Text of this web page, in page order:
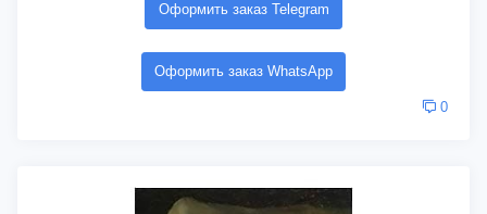
Оформить заказ Telegram
Оформить заказ WhatsApp
0